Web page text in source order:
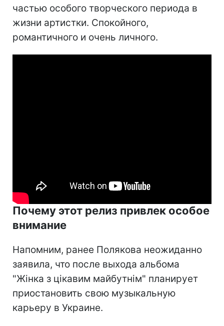
частью особого творческого периода в
жизни артистки. Спокойного,
романтичного и очень личного.
Почему этот релиз привлек особое
внимание
Напомним, ранее Полякова неожиданно
заявила, что после выхода альбома
"Жінка з цікавим майбутнім" планирует
приостановить свою музыкальную
карьеру в Украине.